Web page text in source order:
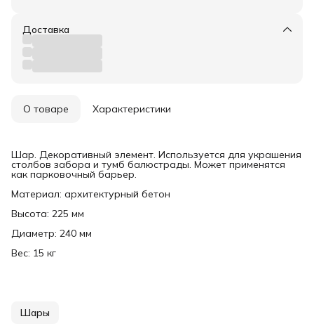
Доставка
О товаре Характеристики
Шар. Декоративный элемент. Используется для украшения
столбов забора и тумб балюстрады. Может применятся
как парковочный барьер.
Материал: архитектурный бетон
Высота: 225 мм
Диаметр: 240 мм
Вес: 15 кг
Шары